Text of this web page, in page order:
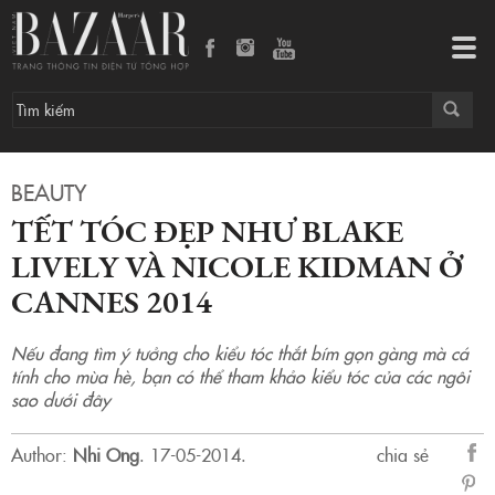
BEAUTY
TẾT TÓC ĐẸP NHƯ BLAKE
LIVELY VÀ NICOLE KIDMAN Ở
CANNES 2014
Nếu đang tìm ý tưởng cho kiểu tóc thắt bím gọn gàng mà cá
tính cho mùa hè, bạn có thể tham khảo kiểu tóc của các ngôi
sao dưới đây
Author: Nhi Ong. 17-05-2014.
chia sẻ
sẻ